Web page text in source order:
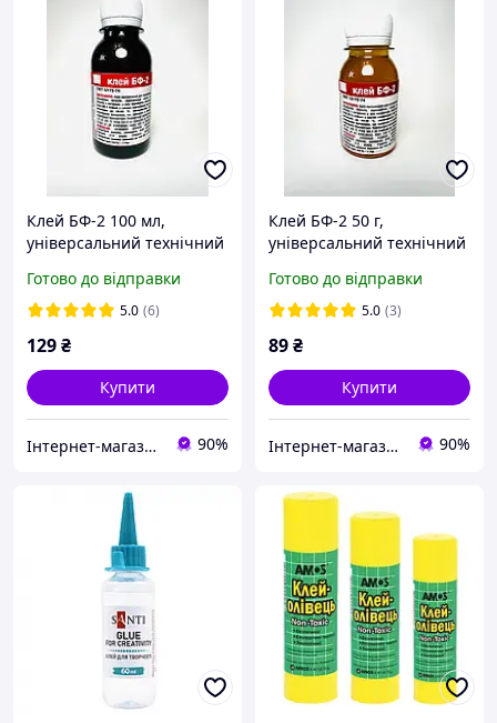
Клей БФ-2 100 мл,
універсальний технічний
кераміки, дерева,
текстоліту та
Готово до відправки
5.0 (6)
129₴
Купити
Інтернет-магазин Modern-Gadget 90%
Клей БФ-2 50 г,
універсальний технічний
кераміки, дерева,
текстоліту та
Готово до відправки
5.0 (3)
89₴
Купити
Інтернет-магазин Modern-Gadget 90%